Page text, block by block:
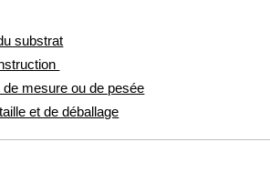
substrat
mesure ou de pesée
et de déballage